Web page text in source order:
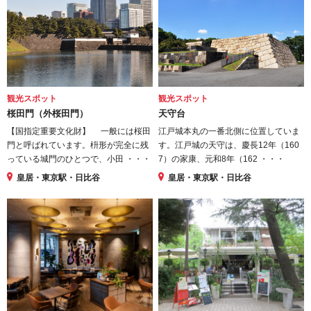
観光スポット
桜田門（外桜田門）
【国指定重要文化財】 一般には桜田
門と呼ばれています。枡形が完全に残
っている城門のひとつで、小田 ・・・
皇居・東京駅・日比谷
観光スポット
天守台
江戸城本丸の一番北側に位置していま
す。江戸城の天守は、慶長12年（160
7）の家康、元和8年（162 ・・・
皇居・東京駅・日比谷